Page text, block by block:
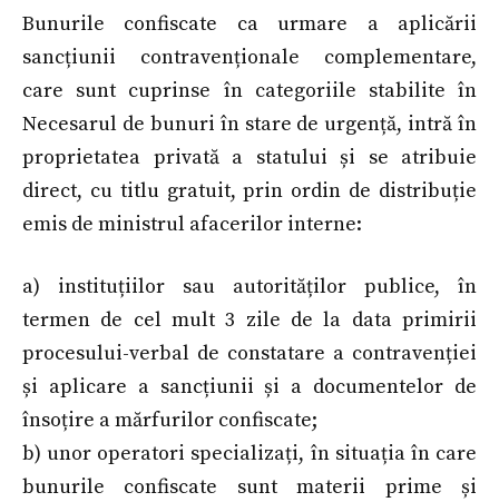
Bunurile confiscate ca urmare a aplicării
sancțiunii contravenționale complementare,
care sunt cuprinse în categoriile stabilite în
Necesarul de bunuri în stare de urgență, intră în
proprietatea privată a statului și se atribuie
direct, cu titlu gratuit, prin ordin de distribuție
emis de ministrul afacerilor interne:
a) instituțiilor sau autorităților publice, în
termen de cel mult 3 zile de la data primirii
procesului-verbal de constatare a contravenției
și aplicare a sancțiunii și a documentelor de
însoțire a mărfurilor confiscate;
b) unor operatori specializați, în situația în care
bunurile confiscate sunt materii prime și